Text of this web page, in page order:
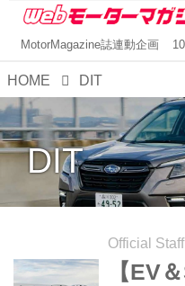
MotorMagazine誌連動企画
HOME DIT
DIT
Official Staff
【EV